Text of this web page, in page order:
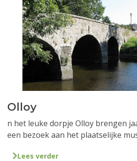
Olloy
n het leuke dorpje Olloy brengen
een bezoek aan het plaatselijke
Lees verder